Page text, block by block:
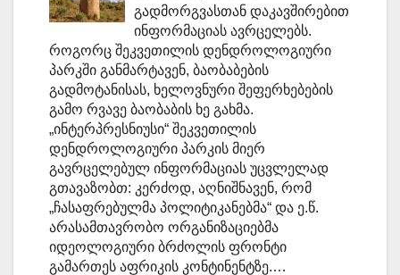
გადმორგვასთან დაკავშირებით
ინფორმაციას ავრცელებს.
როგორც შეკვეთილის დენდროლოგიური
პარკში განმარტავენ, ბაობაბების
გადმოტანისას, ხელოვნური შეფერხებების
გამო რვავე ბაობაბის ხე გახმა.
„ინტერპრესნიუსი“ შეკვეთილის
დენდროლოგიური პარკის მიერ
გავრცელებულ ინფორმაციას უცვლელად
გთავაზობთ: კერძოდ, აღნიშნავენ, რომ
„ჩასაფრებულმა პოლიტიკანებმა“ და ე.წ.
არასამთავრობო ორგანიზაციებმა
იდეოლოგიური ბრძოლის ფრონტი
გამართეს აფრიკის კონტინენტზე.…